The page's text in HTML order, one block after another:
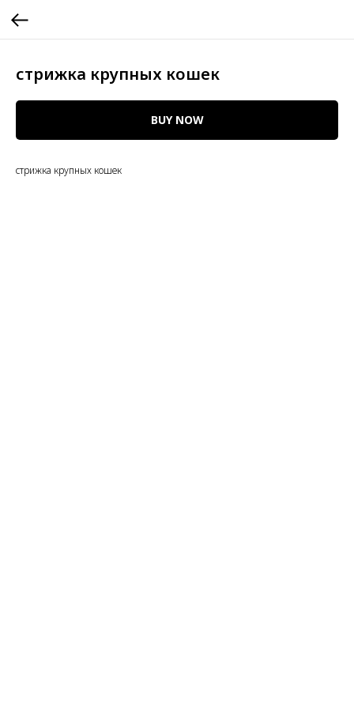
стрижка крупных кошек
BUY NOW
стрижка крупных кошек